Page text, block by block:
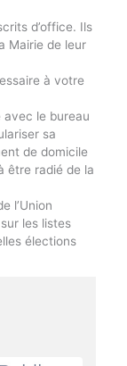
d’office. Ils
Mairie de leur
à votre
avec le bureau
sa
de domicile
être radié de la
l’Union
les listes
élections